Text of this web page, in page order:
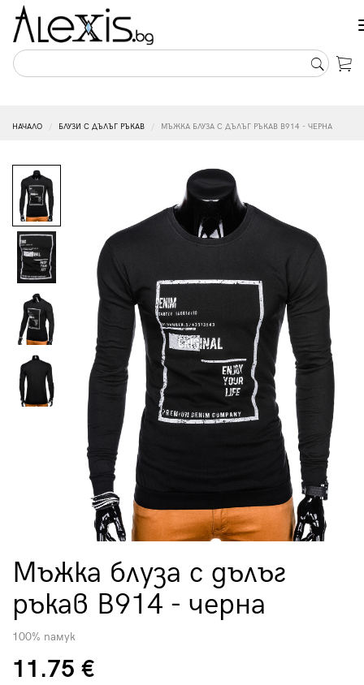
НАЧАЛО БЛУЗИ С ДЪЛЪГ РЪКАВ МЪЖКА БЛУЗА С ДЪЛЪГ РЪКАВ B914 - ЧЕРНА
Мъжка блуза с дълъг
ръкав B914 - черна
100% памук
11.75 €